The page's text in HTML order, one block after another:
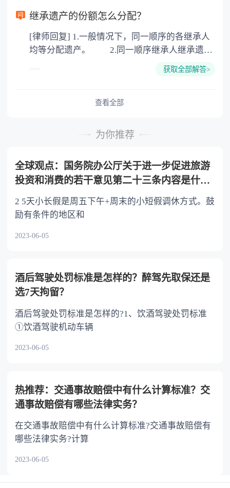
以防对财产继承发生纠纷，可以对遗产继承进行
公证。
继承遗产的份额怎么分配？
[律师回复] 1.一般情况下，同一顺序的各继承人
均等分配遗产。 2.同一顺序继承人继承遗产
或者与被继承人共同生活的继承人，分配遗产
的继承人，不尽扶养义务的，分配遗产时，应当
获取全部解答>
查看全部
为你推荐
全球观点：国务院办公厅关于进一步促进旅游
投资和消费的若干意见第二十三条内容是什
么？
2 5天小长假是周五下午+周末的小短假调休方式。鼓
励有条件的地区和
2023-06-05
酒后驾驶处罚标准是怎样的？醉驾先取保还是
选7天拘留？
酒后驾驶处罚标准是怎样的?1、饮酒驾驶处罚标准
①饮酒驾驶机动车辆
2023-06-05
热推荐：交通事故赔偿中有什么计算标准？交
通事故赔偿有哪些法律实务？
在交通事故赔偿中有什么计算标准?交通事故赔偿有
哪些法律实务?计算
2023-06-05